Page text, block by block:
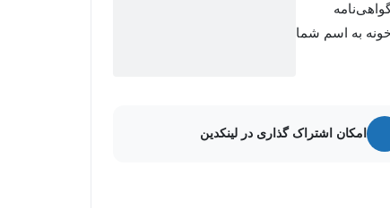
به اسم شما
امکان اشتراک گذاری در لینکدین